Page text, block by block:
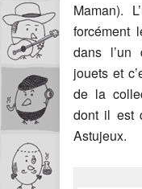
Maman).
forcément
dans
jouets et
de la
dont il est
Astujeux.